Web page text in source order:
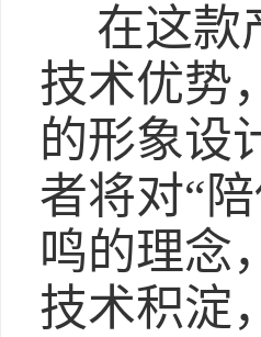
在这款
技术优势
的形象设
者将对“
鸣的理念
技术积淀